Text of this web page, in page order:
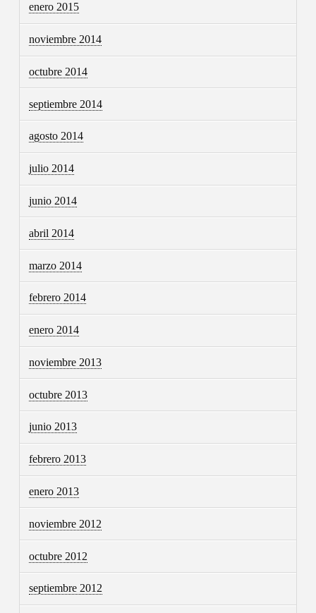
enero 2015
noviembre 2014
octubre 2014
septiembre 2014
agosto 2014
julio 2014
junio 2014
abril 2014
marzo 2014
febrero 2014
enero 2014
noviembre 2013
octubre 2013
junio 2013
febrero 2013
enero 2013
noviembre 2012
octubre 2012
septiembre 2012